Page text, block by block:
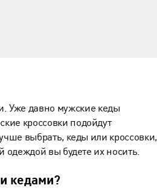
Уже давно мужские кеды
кроссовки подойдут
выбрать, кеды или кроссовки,
одеждой вы будете их носить.
кедами?